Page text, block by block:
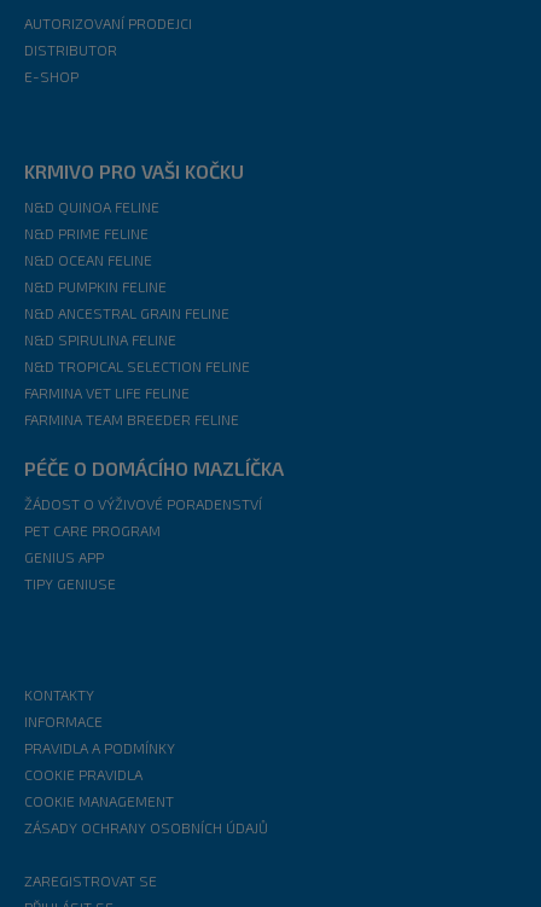
AUTORIZOVANÍ PRODEJCI
DISTRIBUTOR
E-SHOP
KRMIVO PRO VAŠI KOČKU
N&D QUINOA FELINE
N&D PRIME FELINE
N&D OCEAN FELINE
N&D PUMPKIN FELINE
N&D ANCESTRAL GRAIN FELINE
N&D SPIRULINA FELINE
N&D TROPICAL SELECTION FELINE
FARMINA VET LIFE FELINE
FARMINA TEAM BREEDER FELINE
PÉČE O DOMÁCÍHO MAZLÍČKA
ŽÁDOST O VÝŽIVOVÉ PORADENSTVÍ
PET CARE PROGRAM
GENIUS APP
TIPY GENIUSE
KONTAKTY
INFORMACE
PRAVIDLA A PODMÍNKY
COOKIE PRAVIDLA
COOKIE MANAGEMENT
ZÁSADY OCHRANY OSOBNÍCH ÚDAJŮ
ZAREGISTROVAT SE